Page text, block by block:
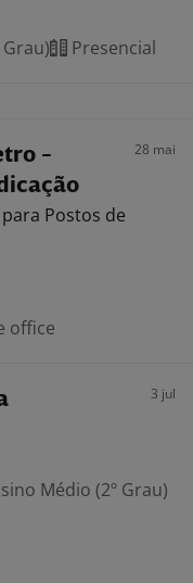
Presencial
-
28 mai
Postos de
office
3 jul
Médio (2º Grau)